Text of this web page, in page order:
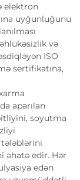
elektron
uyğunluğunu
və
ISO
sertifikatına,
aparılan
soyutma
əhatə edir. Hər
edən